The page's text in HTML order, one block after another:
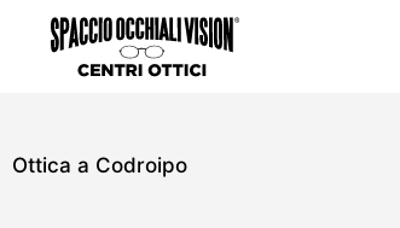
contenuto
Ottica a Codroipo